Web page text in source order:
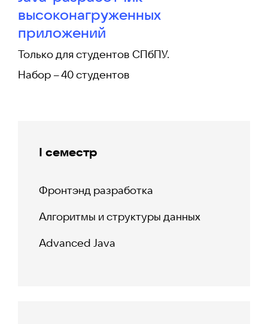
высоконагруженных
приложений
Только для студентов СПбПУ.
Набор – 40 студентов
I семестр
Фронтэнд разработка
Алгоритмы и структуры данных
Advanced Java